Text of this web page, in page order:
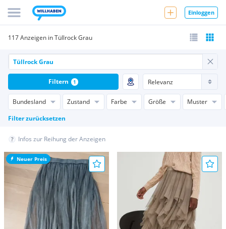
Einloggen
117 Anzeigen in Tüllrock Grau
Bundesland Zustand Farbe Größe
Muster
Filter zurücksetzen
Filtern 1
Infos zur Reihung der Anzeigen
Neuer Preis